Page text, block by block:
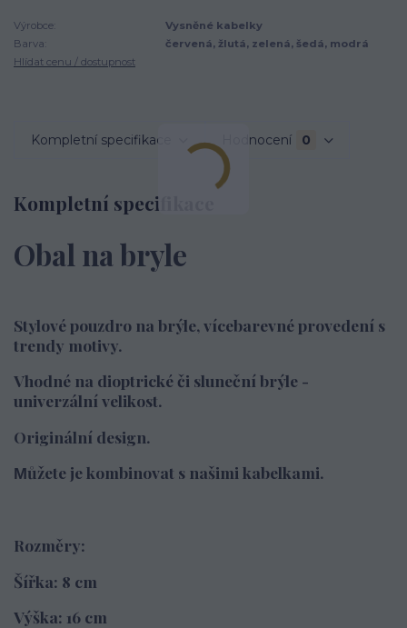
Výrobce:
Vysněné kabelky
Barva:
červená, žlutá, zelená, šedá, modrá
Hlídat cenu / dostupnost
Kompletní specifikace Hodnocení 0
Kompletní specifikace
Obal na bryle
Stylové pouzdro na brýle, vícebarevné provedení s
trendy motivy.
Vhodné na dioptrické či sluneční brýle -
univerzální velikost.
Originální design.
Můžete je kombinovat s našimi kabelkami.
Rozměry:
Šířka: 8 cm
Výška: 16 cm